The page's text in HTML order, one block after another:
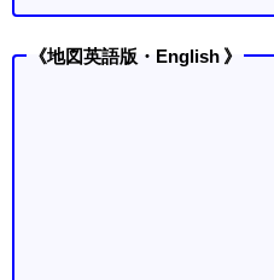
《地図英語版・English 》